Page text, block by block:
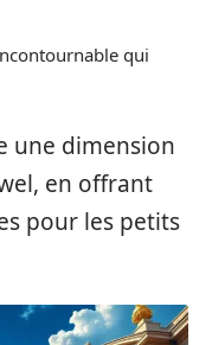
qui
une dimension
en offrant
pour les petits